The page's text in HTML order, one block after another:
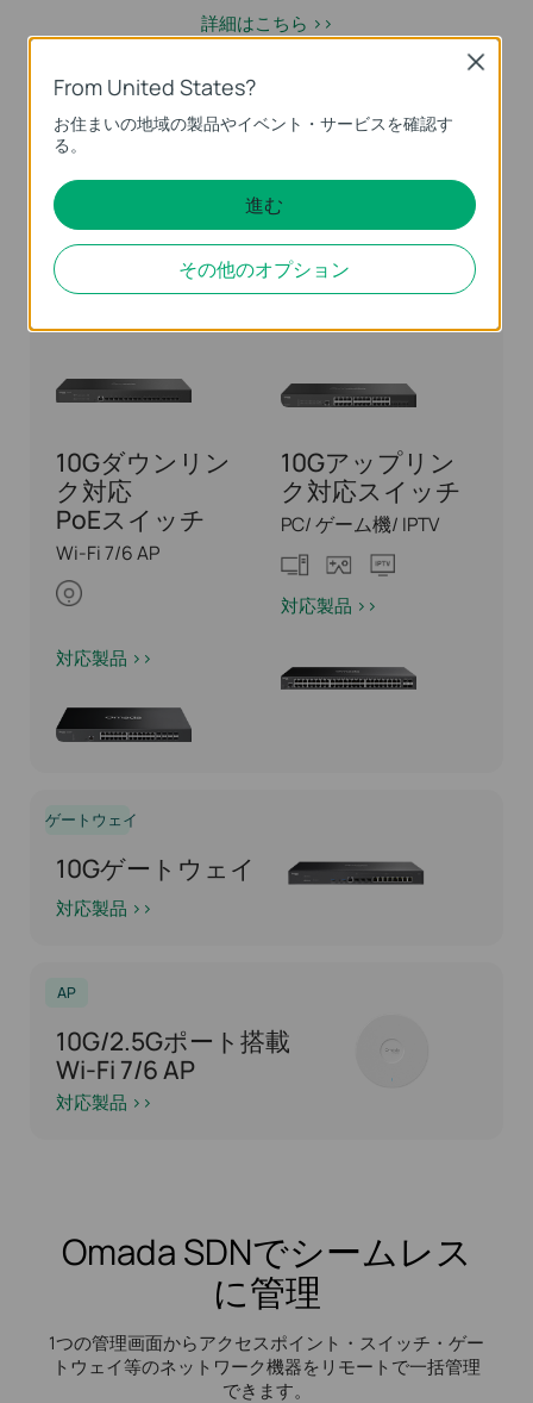
詳細はこちら >>
スイッチ
フル10G 光スイ
ッチ
コアサーバー/ NAS
ク対応
PoEスイッチ
AP/ IP電話/ 監視カメラ
対応製品 >>
10Gダウンリン
ク対応
PoEスイッチ
Wi-Fi 7/6 AP
対応製品 >>
10Gアップリン
ク対応スイッチ
PC/ ゲーム機/ IPTV
対応製品 >>
ゲートウェイ
10Gゲートウェイ
対応製品 >>
AP
10G/2.5Gポート搭載
Wi-Fi 7/6 AP
対応製品 >>
Omada SDNでシームレス
に管理
1つの管理画面からアクセスポイント・スイッチ・ゲー
トウェイ等のネットワーク機器をリモートで一括管理
できます。
From United States?
お住まいの地域の製品やイベント・サービスを確認す
る。
進む
その他のオプション
Close